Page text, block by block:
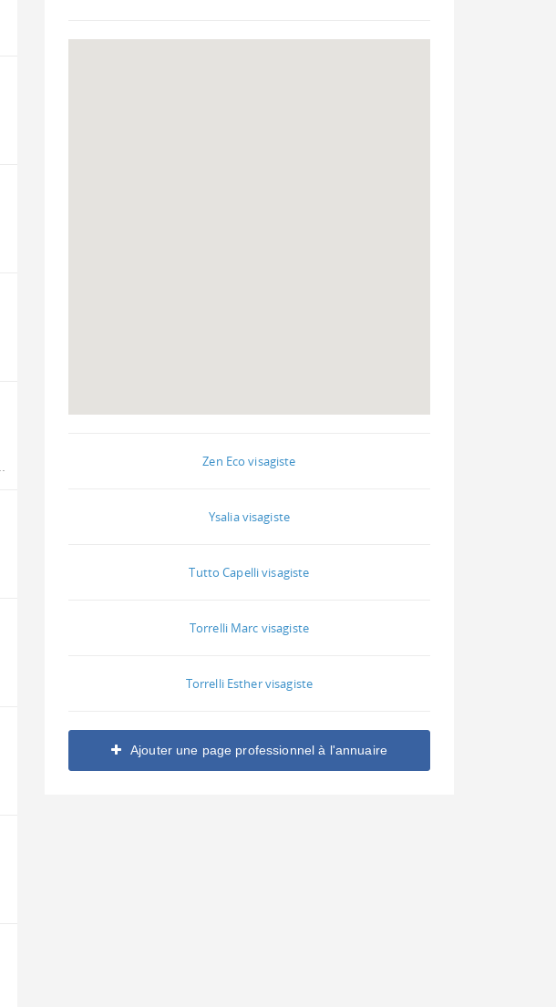
Zen Eco visagiste
Ysalia visagiste
Tutto Capelli visagiste
Torrelli Marc visagiste
Torrelli Esther visagiste
Ajouter une page professionnel à l'annuaire